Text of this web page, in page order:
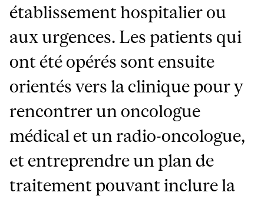
établissement hospitalier ou
aux urgences. Les patients qui
ont été opérés sont ensuite
orientés vers la clinique pour y
rencontrer un oncologue
médical et un radio-oncologue,
et entreprendre un plan de
traitement pouvant inclure la